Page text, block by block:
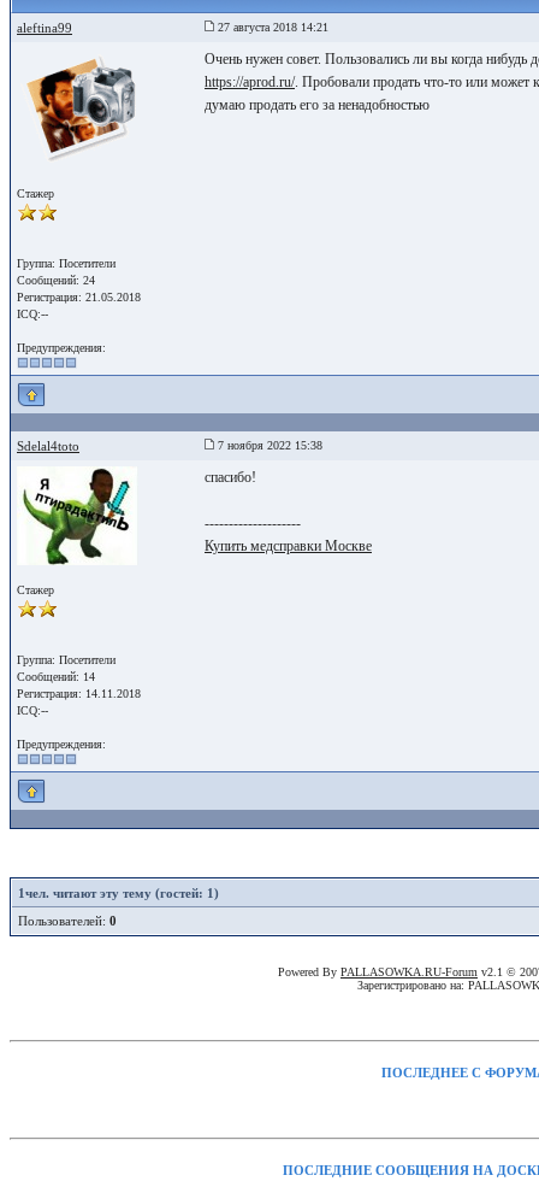
aleftina99 27 августа 2018 14:21
Стажер
Группа: Посетители
Сообщений: 24
Регистрация: 21.05.2018
ICQ:--
Предупреждения:
Очень нужен совет. Пользовались ли вы когда
https://aprod.ru/. Пробовали продать что-то или может
думаю продать его за ненадобностью
Sdelal4toto 7 ноября 2022 15:38
Стажер
Группа: Посетители
Сообщений: 14
Регистрация: 14.11.2018
ICQ:--
Предупреждения:
спасибо!
--------------------
Купить медсправки Москве
1чел. читают эту тему (гостей: 1)
Пользователей: 0
Powered By PALLASOWKA.RU-Forum v2.1 ©
Зарегистрировано на:
ПОСЛЕДНЕЕ С
ПОСЛЕДНИЕ СООБЩЕНИЯ НА